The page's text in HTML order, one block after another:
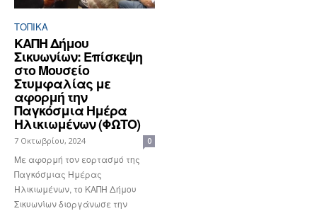
ΤΟΠΙΚΑ
ΚΑΠΗ Δήμου
Σικυωνίων: Επίσκεψη
στο Μουσείο
Στυμφαλίας με
αφορμή την
Παγκόσμια Ημέρα
Ηλικιωμένων (ΦΩΤΟ)
7 Οκτωβρίου, 2024 0
Με αφορμή τον εορτασμό της
Παγκόσμιας Ημέρας
Ηλικιωμένων, το ΚΑΠΗ Δήμου
Σικυωνίων διοργάνωσε την